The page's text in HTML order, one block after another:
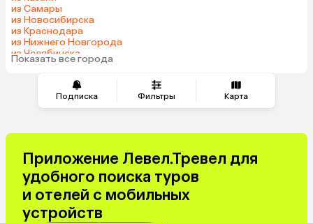
Подписка Фильтры Карта
Сербия
Киргизия
Саудовская Аравия
Венгрия
из Самары
из Новосибирска
из Краснодара
из Нижнего Новгорода
из Челябинска
из Тюмени
Показать все города
Приложение Левел.Тревел для
удобного поиска туров
и отелей с мобильных
устройств